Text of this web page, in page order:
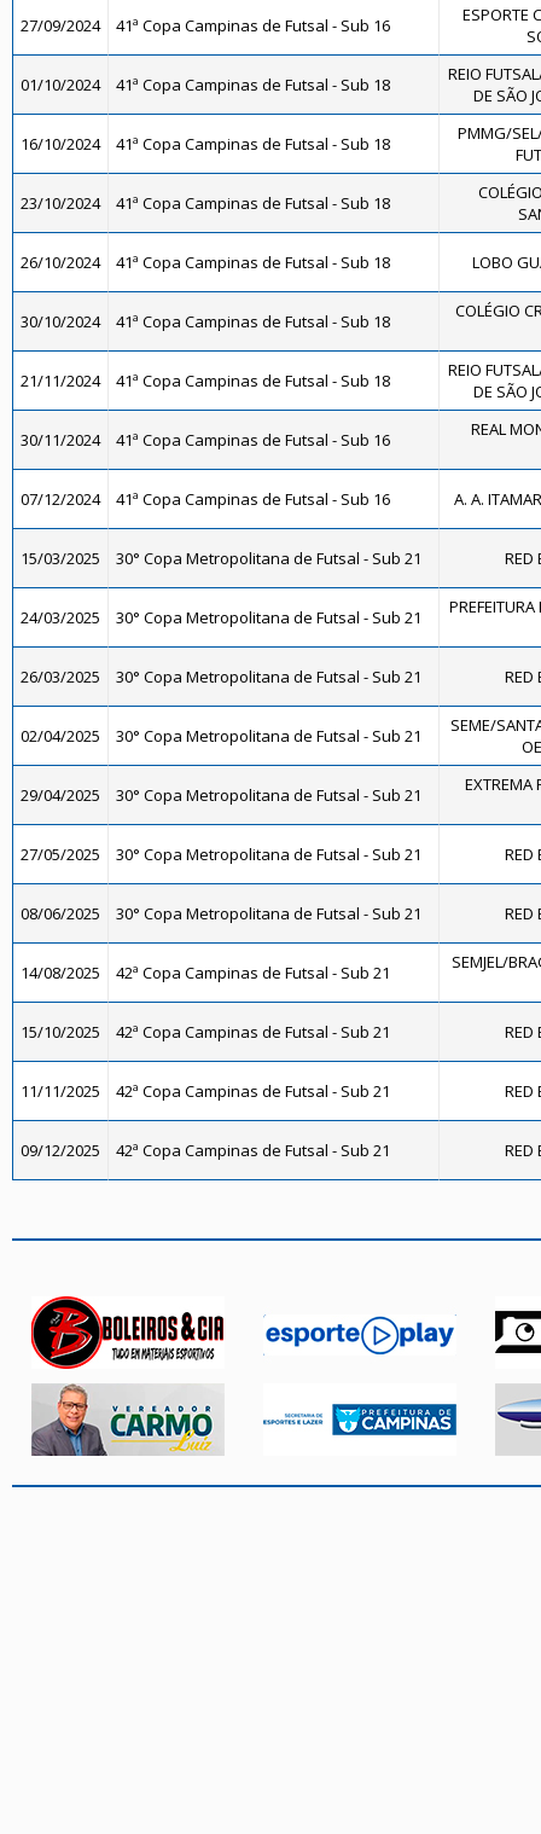
27/09/2024 41ª Copa Campinas de Futsal - Sub 16
ESPORTE
01/10/2024 41ª Copa Campinas de Futsal - Sub 18
REIO
DE SÃO
16/10/2024 41ª Copa Campinas de Futsal - Sub 18
PMMG/
23/10/2024 41ª Copa Campinas de Futsal - Sub 18
26/10/2024 41ª Copa Campinas de Futsal - Sub 18 LOBO
30/10/2024 41ª Copa Campinas de Futsal - Sub 18 COLÉGIO
21/11/2024 41ª Copa Campinas de Futsal - Sub 18
REIO
DE SÃO
30/11/2024 41ª Copa Campinas de Futsal - Sub 16 REAL
07/12/2024 41ª Copa Campinas de Futsal - Sub 16 A. A.
15/03/2025 30° Copa Metropolitana de Futsal - Sub 21 RED
24/03/2025 30° Copa Metropolitana de Futsal - Sub 21
26/03/2025 30° Copa Metropolitana de Futsal - Sub 21 RED
02/04/2025 30° Copa Metropolitana de Futsal - Sub 21
SEME/
29/04/2025 30° Copa Metropolitana de Futsal - Sub 21 EXTREMA
27/05/2025 30° Copa Metropolitana de Futsal - Sub 21 RED
08/06/2025 30° Copa Metropolitana de Futsal - Sub 21 RED
14/08/2025 42ª Copa Campinas de Futsal - Sub 21 SEMJEL/
15/10/2025 42ª Copa Campinas de Futsal - Sub 21 RED
11/11/2025 42ª Copa Campinas de Futsal - Sub 21 RED
09/12/2025 42ª Copa Campinas de Futsal - Sub 21 RED